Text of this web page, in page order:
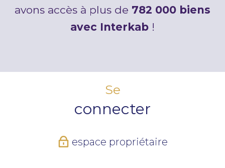
avons accès à plus de 782 000 biens
avec Interkab !
Se
connecter
espace propriétaire